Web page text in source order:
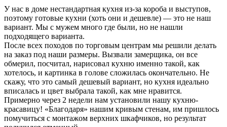
У нас в доме нестандартная кухня из-за короба и выступов,
поэтому готовые кухни (хоть они и дешевле) — это не наш
вариант. Мы с мужем много где были, но не нашли
подходящего варианта.
После всех походов по торговым центрам мы решили делать
на заказ под наши размеры. Вызвали замерщика, он все
обмерил, посчитал, нарисовал кухню именно такой, как
хотелось, и картинка в голове сложилась окончательно. Не
скажу, что это самый дешевый вариант, но кухня идеально
вписалась и цвет выбрала такой, как мне нравится.
Примерно через 2 недели нам установили нашу кухню-
красавицу! «Благодаря» нашим кривым стенам, им пришлось
помучиться с монтажом верхних шкафчиков, но результат